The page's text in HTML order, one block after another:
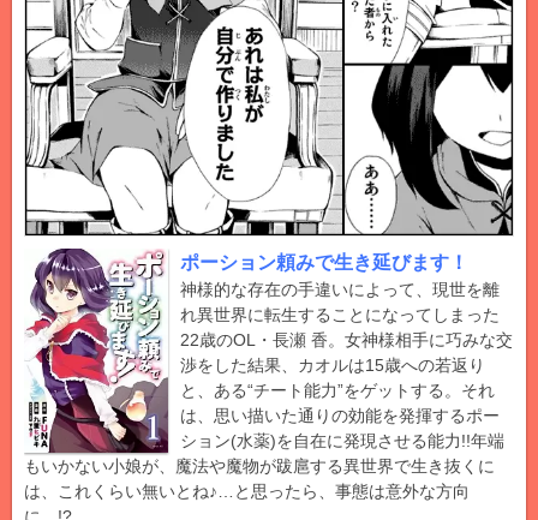
ポーション頼みで生き延びます！
神様的な存在の手違いによって、現世を離
れ異世界に転生することになってしまった
22歳のOL・長瀬 香。女神様相手に巧みな交
渉をした結果、カオルは15歳への若返り
と、ある“チート能力”をゲットする。それ
は、思い描いた通りの効能を発揮するポー
ション(水薬)を自在に発現させる能力!!年端
もいかない小娘が、魔法や魔物が跋扈する異世界で生き抜くに
は、これくらい無いとね♪…と思ったら、事態は意外な方向